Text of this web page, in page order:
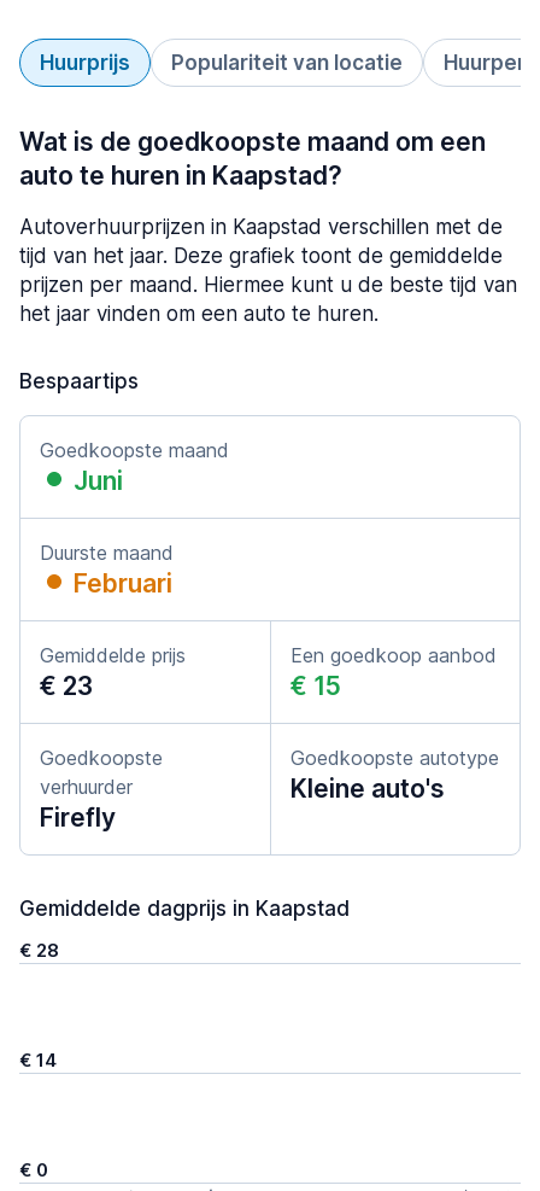
Huurprijs Populariteit van locatie
Wat is de goedkoopste maand om een
auto te huren in Kaapstad?
Autoverhuurprijzen in Kaapstad verschillen met de
tijd van het jaar. Deze grafiek toont de gemiddelde
prijzen per maand. Hiermee kunt u de beste tijd van
het jaar vinden om een auto te huren.
Bespaartips
Goedkoopste maand
Juni
Duurste maand
Februari
Gemiddelde prijs
€ 23
Een goedkoop aanbod
€ 15
Goedkoopste
verhuurder
Firefly
Goedkoopste autotype
Kleine auto's
Gemiddelde dagprijs in Kaapstad
€ 28
€ 14
€ 0